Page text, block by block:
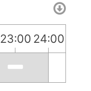
23:00 24:00